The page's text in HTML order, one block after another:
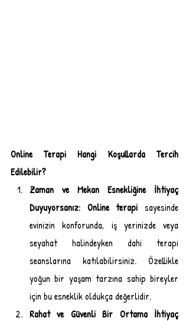
Online Terapi Hangi Koşullarda Tercih
Edilebilir?
Zaman ve Mekan Esnekliğine İhtiyaç
Duyuyorsanız: Online terapi sayesinde
evinizin konforunda, iş yerinizde veya
seyahat halindeyken dahi terapi
seanslarına katılabilirsiniz. Özellikle
yoğun bir yaşam tarzına sahip bireyler
için bu esneklik oldukça değerlidir.
Rahat ve Güvenli Bir Ortama İhtiyaç